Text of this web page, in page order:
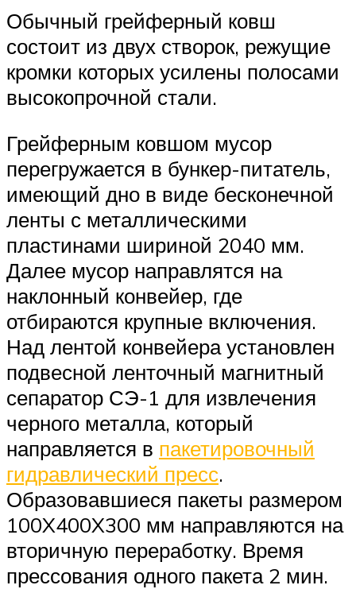
Обычный грейферный ковш
состоит из двух створок, режущие
кромки которых усилены полосами
высокопрочной стали.
Грейферным ковшом мусор
перегружается в бункер-питатель,
имеющий дно в виде бесконечной
ленты с металлическими
пластинами шириной 2040 мм.
Далее мусор направлятся на
наклонный конвейер, где
отбираются крупные включения.
Над лентой конвейера установлен
подвесной ленточный магнитный
сепаратор СЭ-1 для извлечения
черного металла, который
направляется в пакетировочный
гидравлический пресс.
Образовавшиеся пакеты размером
100X400X300 мм направляются на
вторичную переработку. Время
прессования одного пакета 2 мин.